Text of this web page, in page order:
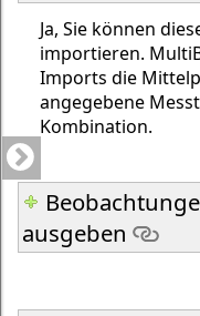
Ja, Sie können
importieren.
Imports die
angegebene
Kombination.
ausgeben